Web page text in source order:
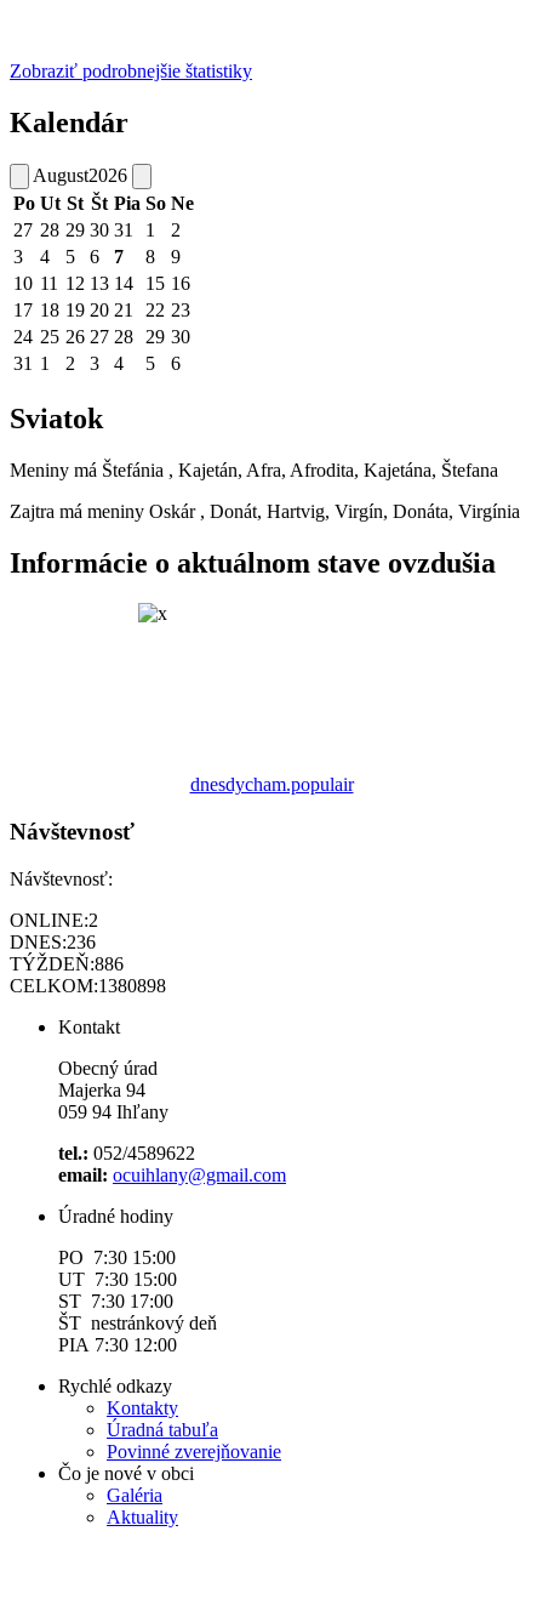
Zobraziť podrobnejšie štatistiky
Kalendár
August2026
Po Ut St Št Pia So Ne
27 28 29 30 31 1
2
3
4 5 6 7 8
9
10 11 12 13 14 15 16
17 18 19 20 21 22 23
24 25 26 27 28 29 30
31 1 2 3 4 5 6
Sviatok
Meniny má Štefánia , Kajetán, Afra, Afrodita, Kajetána, Štefana
Zajtra má meniny Oskár , Donát, Hartvig, Virgín, Donáta, Virgínia
Informácie o aktuálnom stave ovzdušia
dnesdycham.populair
Návštevnosť
Návštevnosť:
ONLINE:2
DNES:236
TÝŽDEŇ:886
CELKOM:1380898
Kontakt
Obecný úrad
Majerka 94
059 94 Ihľany
tel.: 052/4589622
email: ocuihlany@gmail.com
Úradné hodiny
PO 7:30 15:00
UT 7:30 15:00
ST 7:30 17:00
ŠT nestránkový deň
PIA 7:30 12:00
Rychlé odkazy
Kontakty
Úradná tabuľa
Povinné zverejňovanie
Čo je nové v obci
Galéria
Aktuality